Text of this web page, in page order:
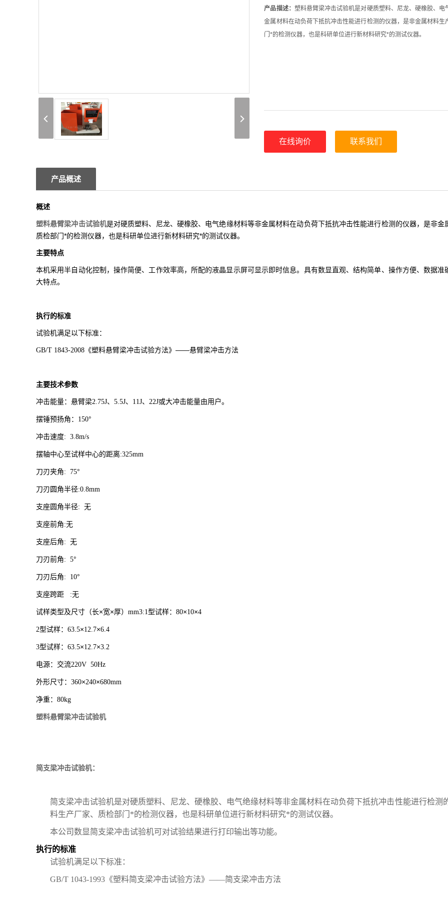
产品描述： 塑料悬臂梁冲击试验机是对硬质塑料、尼龙、硬橡胶、电
金属材料在动负荷下抵抗冲击性能进行检测的仪器，是非金属材料生
门*的检测仪器，也是科研单位进行新材料研究*的测试仪器。
在线询价 联系我们
产品概述
概述
塑料悬臂梁冲击试验机是对硬质塑料、尼龙、硬橡胶、电气绝缘材料等非金属材料在动负荷下抵抗冲击性能进行检测的仪器，是非金
质检部门*的检测仪器，也是科研单位进行新材料研究*的测试仪器。
主要特点
本机采用半自动化控制，操作简便、工作效率高，所配的液晶显示屏可显示即时信息。具有数显直观、结构简单、操作方便、数据准
大特点。
执行的标准
试验机满足以下标准：
GB/T 1843-2008 《塑料悬臂梁冲击试验方法》――悬臂梁冲击方法
主要技术参数
冲击能量：悬臂梁2.75J、 5.5J、 11J、 22J或大冲击能量由用户。
摆锤预扬角： 150°
冲击速度: 3.8m/s
摆轴中心至试样中心的距离:325mm
刀刃夹角: 75°
刀刃圆角半径:0.8mm
支座圆角半径: 无
支座前角:无
支座后角: 无
刀刃前角: 5°
刀刃后角: 10°
支座跨距 :无
试样类型及尺寸（长×宽×厚） mm3:1型试样： 80×10×4
2型试样： 63.5×12.7×6.4
3型试样： 63.5×12.7×3.2
电源：交流220V 50Hz
外形尺寸： 360×240×680mm
净重： 80kg
塑料悬臂梁冲击试验机
简支梁冲击试验机：
简支梁冲击试验机是对硬质塑料、尼龙、硬橡胶、电气绝缘材料等非金属材料在动负荷下抵抗冲击性能进行检测
料生产厂家、质检部门*的检测仪器，也是科研单位进行新材料研究*的测试仪器。
本公司数显简支梁冲击试验机可对试验结果进行打印输出等功能。
执行的标准
试验机满足以下标准：
GB/T 1043-1993 《塑料简支梁冲击试验方法》――简支梁冲击方法